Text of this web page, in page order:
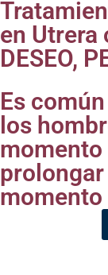
en Utrera
DESEO,
Es
los
momento
momento